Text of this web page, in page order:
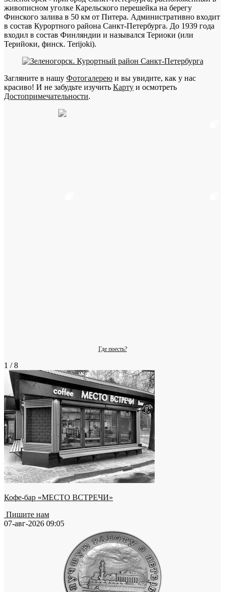
живописном уголке Карельского перешейка на берегу
Финского залива в 50 км от Питера. Административно входит
в состав Курортного района Санкт-Петербурга. До 1939 года
входил в состав Финляндии и назывался Териоки (или
Терийоки, финск. Terijoki).
Загляните в нашу Фотогалерею и вы увидите, как у нас
красиво! И не забудьте изучить Карту и осмотреть
Достопримечательности.
Где поесть?
1 / 8
Кофе-бар «МЕСТО ВСТРЕЧИ»
Пишите нам
07-авг-2026 09:05